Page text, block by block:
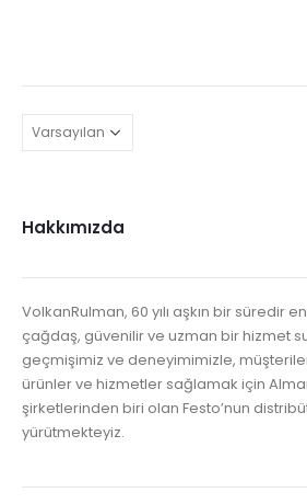
Hakkımızda
VolkanRulman, 60 yılı aşkın bir süredir
çağdaş, güvenilir ve uzman bir hizmet
geçmişimiz ve deneyimimizle,
ürünler ve hizmetler sağlamak için
şirketlerinden biri olan Festo’nun
yürütmekteyiz.